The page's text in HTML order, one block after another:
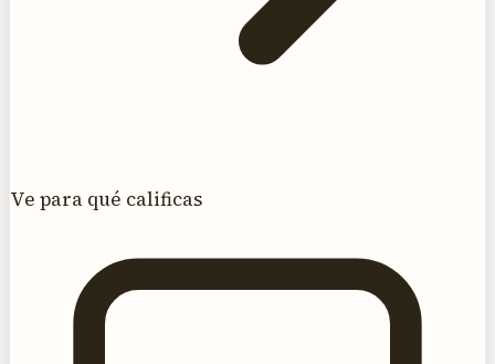
Ve para qué calificas